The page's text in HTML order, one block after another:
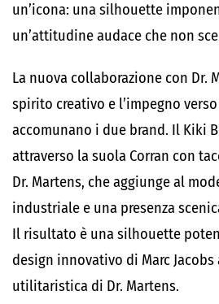
un’icona: una silhouette
un’attitudine audace che non
La nuova collaborazione con Dr.
spirito creativo e l’impegno
accomunano i due brand. Il Kiki
attraverso la suola Corran con
Dr. Martens, che aggiunge al
industriale e una presenza
Il risultato è una silhouette
design innovativo di Marc
utilitaristica di Dr. Martens.